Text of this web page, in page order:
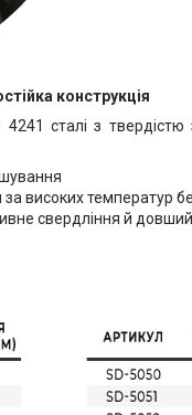
конструкція
сталі з
високих температур
свердління й